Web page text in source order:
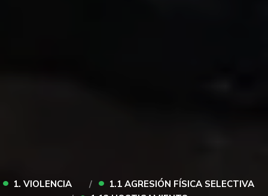
• 1. VIOLENCIA • 1.1 AGRESIÓN FÍSICA SELECTIVA